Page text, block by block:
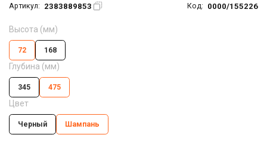
Артикул: 2383889853 Код: 0000/155226
Высота (мм)
72 168
Глубина (мм)
345 475
Цвет
Черный Шампань